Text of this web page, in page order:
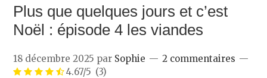
Plus que quelques jours et c’est
Noël : épisode 4 les viandes
18 décembre 2025 par Sophie
2 commentaires
4.67/5 (3)